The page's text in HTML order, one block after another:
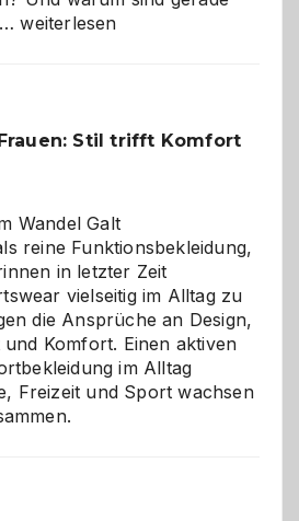
Namensaufkleber
gegen
Chaos
weiterlesen
Stil trifft Komfort
Wandel Galt
reine Funktionsbekleidung,
in letzter Zeit
vielseitig im Alltag zu
die Ansprüche an Design,
Komfort. Einen aktiven
im Alltag
Freizeit und Sport wachsen